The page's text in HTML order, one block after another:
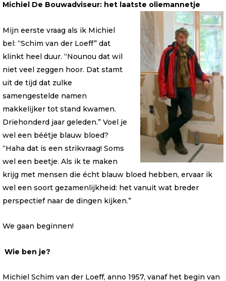
Michiel De Bouwadviseur: het laatste oliemannetje
Mijn eerste vraag als ik Michiel
bel: “Schim van der Loeff” dat
klinkt heel duur. “Nounou dat wil
niet veel zeggen hoor. Dat stamt
uit de tijd dat zulke
samengestelde namen
makkelijker tot stand kwamen.
Driehonderd jaar geleden.” Voel je
wel een béétje blauw bloed?
“Haha dat is een strikvraag! Soms
wel een beetje. Als ik te maken
krijg met mensen die écht blauw bloed hebben, ervaar ik
wel een soort gezamenlijkheid: het vanuit wat breder
perspectief naar de dingen kijken.”
We gaan beginnen!
Wie ben je?
Michiel Schim van der Loeff, anno 1957, vanaf het begin van